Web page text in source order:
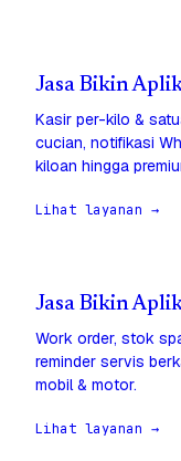
Jasa Bikin
Kasir per-kilo &
cucian, notifikasi
kiloan hingga
Lihat layanan →
Jasa Bikin
Work order, stok
reminder servis
mobil & motor.
Lihat layanan →